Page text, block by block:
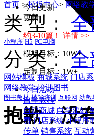
今日更新
更新
约3-10篇！ 详情 >>
模板目标：10W+
定制目标：1W+
今日活动
自学教程
自建商城 自学建站
费 门店系统 小程序
传单 销售系统 互动
首页 >模板中心> 网络教
类 型： 全
小程序 H5 PC电脑
分 类： 全
网站模板 商城系统 门店
网络教学-培训图书
图书教材 技能培训 互联网 幼教
抱歉，没